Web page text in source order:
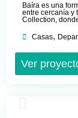
Baíra es una
entre cercanía y
Collection,
Casas,
Ver